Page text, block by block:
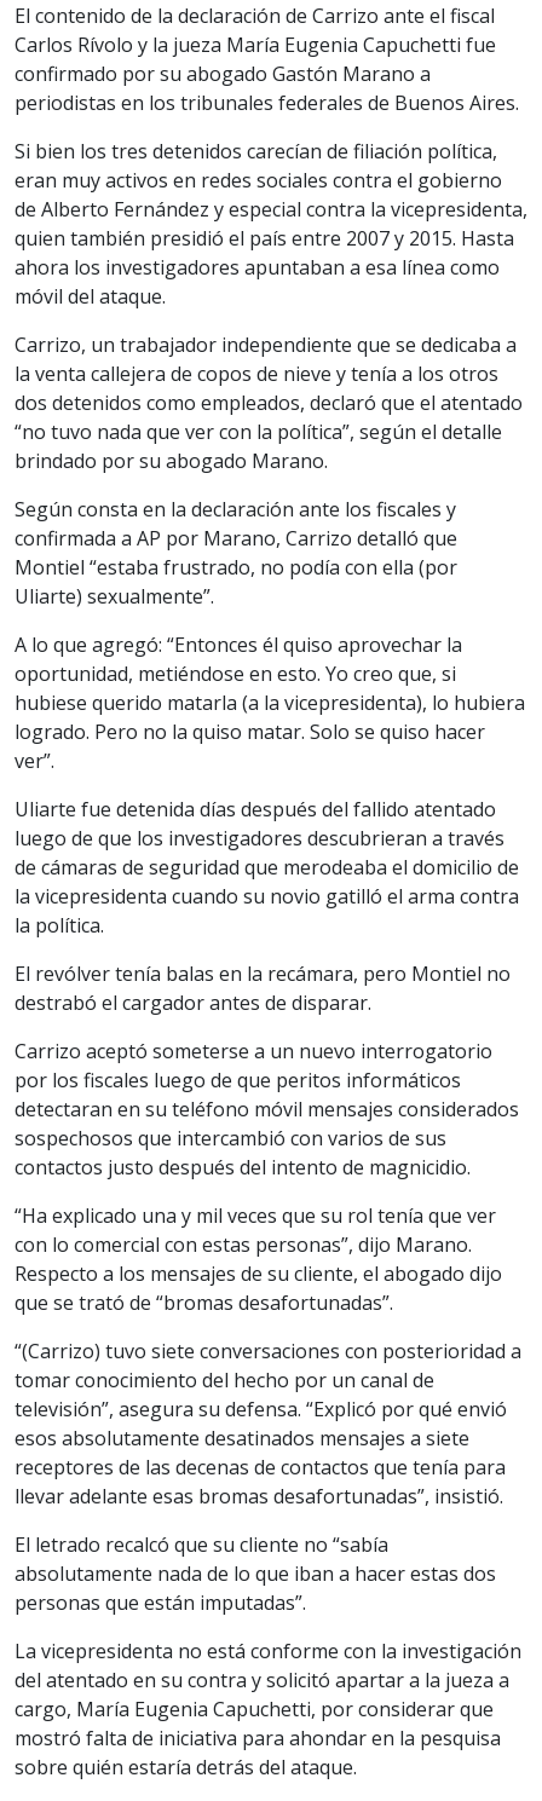
El contenido de la declaración de Carrizo ante el fiscal
Carlos Rívolo y la jueza María Eugenia Capuchetti fue
confirmado por su abogado Gastón Marano a
periodistas en los tribunales federales de Buenos Aires.
Si bien los tres detenidos carecían de filiación política,
eran muy activos en redes sociales contra el gobierno
de Alberto Fernández y especial contra la vicepresidenta,
quien también presidió el país entre 2007 y 2015. Hasta
ahora los investigadores apuntaban a esa línea como
móvil del ataque.
Carrizo, un trabajador independiente que se dedicaba a
la venta callejera de copos de nieve y tenía a los otros
dos detenidos como empleados, declaró que el atentado
“no tuvo nada que ver con la política”, según el detalle
brindado por su abogado Marano.
Según consta en la declaración ante los fiscales y
confirmada a AP por Marano, Carrizo detalló que
Montiel “estaba frustrado, no podía con ella (por
Uliarte) sexualmente”.
A lo que agregó: “Entonces él quiso aprovechar la
oportunidad, metiéndose en esto. Yo creo que, si
hubiese querido matarla (a la vicepresidenta), lo hubiera
logrado. Pero no la quiso matar. Solo se quiso hacer
ver”.
Uliarte fue detenida días después del fallido atentado
luego de que los investigadores descubrieran a través
de cámaras de seguridad que merodeaba el domicilio de
la vicepresidenta cuando su novio gatilló el arma contra
la política.
El revólver tenía balas en la recámara, pero Montiel no
destrabó el cargador antes de disparar.
Carrizo aceptó someterse a un nuevo interrogatorio
por los fiscales luego de que peritos informáticos
detectaran en su teléfono móvil mensajes considerados
sospechosos que intercambió con varios de sus
contactos justo después del intento de magnicidio.
“Ha explicado una y mil veces que su rol tenía que ver
con lo comercial con estas personas”, dijo Marano.
Respecto a los mensajes de su cliente, el abogado dijo
que se trató de “bromas desafortunadas”.
“(Carrizo) tuvo siete conversaciones con posterioridad a
tomar conocimiento del hecho por un canal de
televisión”, asegura su defensa. “Explicó por qué envió
esos absolutamente desatinados mensajes a siete
receptores de las decenas de contactos que tenía para
llevar adelante esas bromas desafortunadas”, insistió.
El letrado recalcó que su cliente no “sabía
absolutamente nada de lo que iban a hacer estas dos
personas que están imputadas”.
La vicepresidenta no está conforme con la investigación
del atentado en su contra y solicitó apartar a la jueza a
cargo, María Eugenia Capuchetti, por considerar que
mostró falta de iniciativa para ahondar en la pesquisa
sobre quién estaría detrás del ataque.